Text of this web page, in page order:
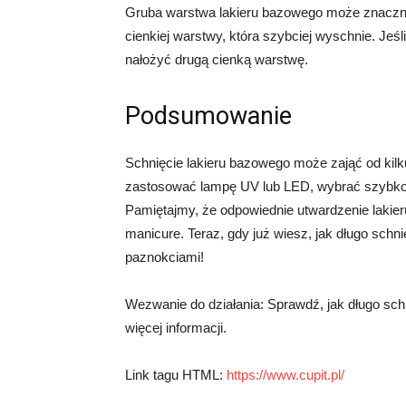
Gruba warstwa lakieru bazowego może
cienkiej warstwy, która szybciej wyschnie.
nałożyć drugą cienką warstwę.
Podsumowanie
Schnięcie lakieru bazowego może zająć od
zastosować lampę UV lub LED, wybrać
Pamiętajmy, że odpowiednie utwardzenie
manicure. Teraz, gdy już wiesz, jak długo
paznokciami!
Wezwanie do działania: Sprawdź, jak długo
więcej informacji.
Link tagu HTML: https://www.cupit.pl/